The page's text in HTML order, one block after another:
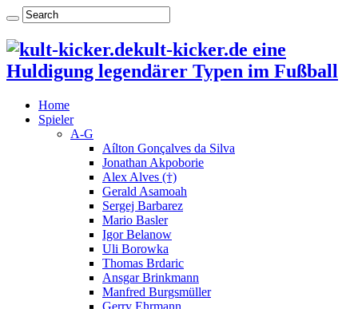
kult-kicker.de eine
Huldigung legendärer Typen im Fußball
Home
Spieler
A-G
Aílton Gonçalves da Silva
Jonathan Akpoborie
Alex Alves (†)
Gerald Asamoah
Sergej Barbarez
Mario Basler
Igor Belanow
Uli Borowka
Thomas Brdaric
Ansgar Brinkmann
Manfred Burgsmüller
Gerry Ehrmann